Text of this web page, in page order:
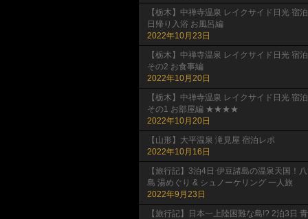
【栃木】中禅寺温泉 レイクサイド日光 宿
日帰り入浴 お風呂編
2022年10月23日
【栃木】中禅寺温泉 レイクサイド日光 宿泊
その2 お食事編
2022年10月20日
【栃木】中禅寺温泉 レイクサイド日光 宿泊
その1 お部屋編 ★★★★
2022年10月20日
【山形】大平温泉 滝見屋 宿泊レポ
2022年10月16日
【旅行記】3泊4日 伊豆諸島の温泉天国！
島 湯めぐり & シュノーケリング 一人旅
2022年9月23日
【旅行記】日本一上陸困難な島!? 2泊3日